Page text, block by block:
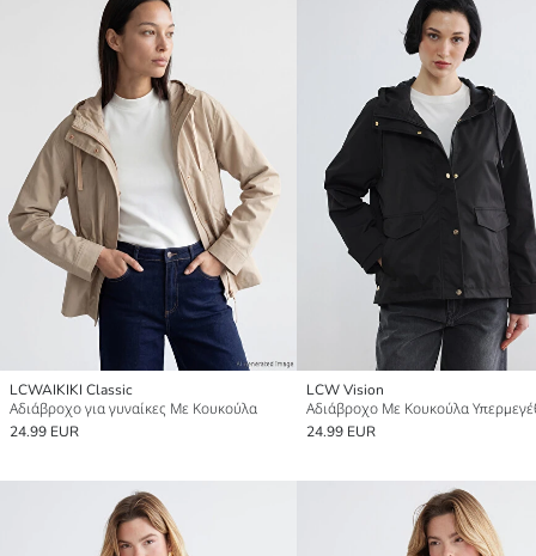
LCWAIKIKI Classic
Αδιάβροχο για γυναίκες Με Κουκούλα
24.99 EUR
LCW Vision
24.99 EUR